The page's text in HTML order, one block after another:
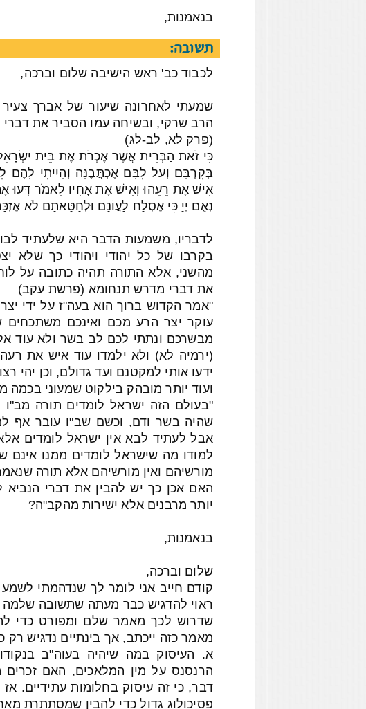
בנאמנות,
תשובה:
לכבוד כב' ראש הישיבה שלום וברכה,
שמעתי לאחרונה שיעור של אברך
הרב שרקי, ובשיחה עמו הסביר את דברי
(פרק לא, לב-לג)
כִּי זֹאת הַבְּרִית אֲשֶׁר אֶכְרֹת אֶת בֵּית
בְּקִרְבָּם וְעַל לִבָּם אֶכְתֲּבֶנָּה וְהָיִיתִי לָהֶם
אִישׁ אֶת רֵעֵהוּ וְאִישׁ אֶת אָחִיו לֵאמֹר דְּעוּ
נְאֻם יְיָ כִּי אֶסְלַח לַעֲוֹנָם וּלְחַטָּאתָם לֹא
לדבריו, משמעות הדבר היא שלעתיד
בקרבו של כל יהודי ויהודי כך שלא
מהשני, אלא התורה תהיה כתובה על
את דברי מדרש תנחומא (פרשת עקב)
"אמר הקדוש ברוך הוא בעה"ז על ידי
עוקר יצר הרע מכם ואינכם משתכחים
מבשרכם ונתתי לכם לב בשר ולא עוד
(ירמיה לא) ולא ילמדו עוד איש את
ידעו אותי למקטנם ועד גדולם, וכן יהי
ועוד יותר מובהק בילקוט שמעוני בכמה
"בעולם הזה ישראל לומדים תורה
שהיה בשר ודם, וכשם שב"ו עובר אף
אבל לעתיד לבא אין ישראל לומדים
למודו מה שישראל לומדים ממנו אינם
מורשיהם ואין מורשיהם אלא תורה
האם אכן כך יש להבין את דברי
יותר מרבנים אלא ישירות מהקב"ה?
בנאמנות,
שלום וברכה,
קודם חייב אני לומר לך שנדהמתי
ראוי להדגיש כבר מעתה שתשובה שלמה
שדרוש לכך מאמר שלם ומפורט כדי
מאמר כזה ייכתב, אך בינתיים נדגיש
א. העיסוק במה שיהיה בעוה"ב
הרנסנס על מין המלאכים, האם זכרים
דבר, כי זה עיסוק בחלומות עתידיים.
פסיכולוג גדול כדי להבין שמסתתרת